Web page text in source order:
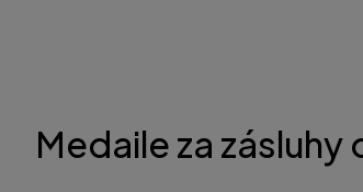
Medaile za